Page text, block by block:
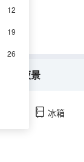
12
19
26
河夜景
冰箱